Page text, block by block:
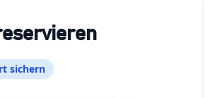
sichern